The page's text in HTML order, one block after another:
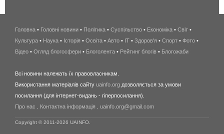
беспроводной
интернет
киев
wimax
в
Головна • Головні новини • Політика • Суспільство • Економіка • Світ •
Культура • Наука • Історія • Освіта • Авто • IT • Здоров'я • Спорт • Фото •
Відео • Огляд блогосфери • Блоголента • Рейтинг блогів • Блогожаби
Всі новини належать їх правовласникам.
Використання матеріалів сайту uainfo.org дозволяється за умови
посилання (для інтернет-видань - гіперпосилання).
Про нас
Контактна інформація uainfo.org@gmail.com
Copyright © 2011-2026 UAINFO.